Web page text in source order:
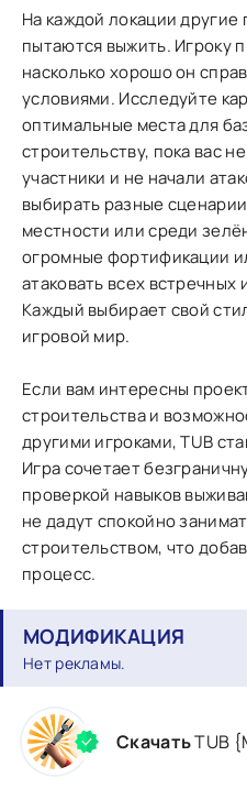
На каждой локации другие
пытаются выжить. Игроку
насколько хорошо он
условиями. Исследуйте
оптимальные места для
строительству, пока вас
участники и не начали
выбирать разные
местности или среди
огромные фортификации
атаковать всех
Каждый выбирает свой
игровой мир.
Если вам интересны
строительства и
другими игроками, TUB
Игра сочетает
проверкой навыков
не дадут спокойно
строительством, что
процесс.
МОДИФИКАЦИЯ
Нет рекламы.
СкачатьTUB